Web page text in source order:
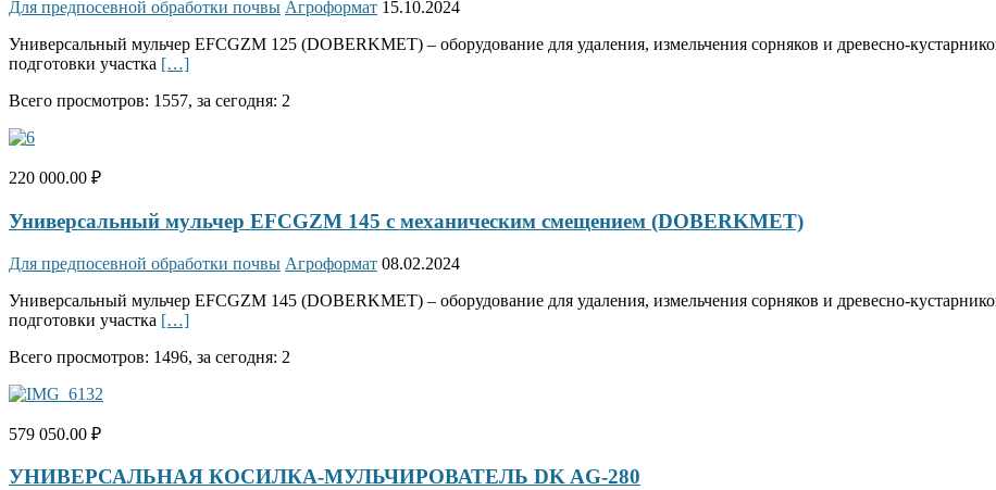
Для предпосевной обработки почвы Агроформат 15.10.2024
Универсальный мульчер EFCGZM 125 (DOBERKMET) – оборудование для удаления, измельчения сорняков и древесно-
подготовки участка […]
Всего просмотров: 1557, за сегодня: 2
220 000.00 ₽
Универсальный мульчер EFCGZM 145 с механическим смещением (DOBERKMET)
Для предпосевной обработки почвы Агроформат 08.02.2024
Универсальный мульчер EFCGZM 145 (DOBERKMET) – оборудование для удаления, измельчения сорняков и древесно-
подготовки участка […]
Всего просмотров: 1496, за сегодня: 2
579 050.00 ₽
УНИВЕРСАЛЬНАЯ КОСИЛКА-МУЛЬЧИРОВАТЕЛЬ DK AG-280